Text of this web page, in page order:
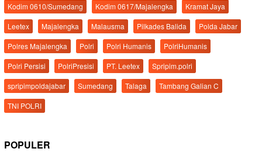
Kodim 0610/Sumedang
Kodim 0617/Majalengka
Kramat Jaya
Leetex
Majalengka Malausma Pilkades Balida
Polda Jabar
Polres Majalengka
Polri Polri Humanis
PolriHumanis
Polri Persisi
PolriPresisi PT. Leetex
Spripim.polri
spripimpoldajabar
Sumedang Talaga
Tambang Galian C
TNI POLRI
POPULER